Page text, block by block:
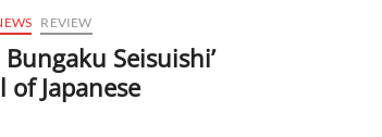
REVIEW
Seisuishi’
of Japanese